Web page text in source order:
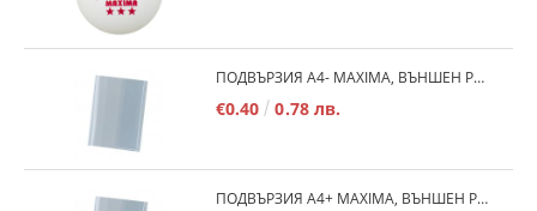
ПОДВЪРЗИЯ A4- MAXIMA, ВЪНШЕН РАЗМЕР 530Х290 ММ, РЕГУЛИРУЕМА /150187/
€0.40 0.78 лв.
ПОДВЪРЗИЯ А4+ MAXIMA, ВЪНШЕН РАЗМЕР 540Х300 ММ, РЕГУЛИРУЕМА /150186/